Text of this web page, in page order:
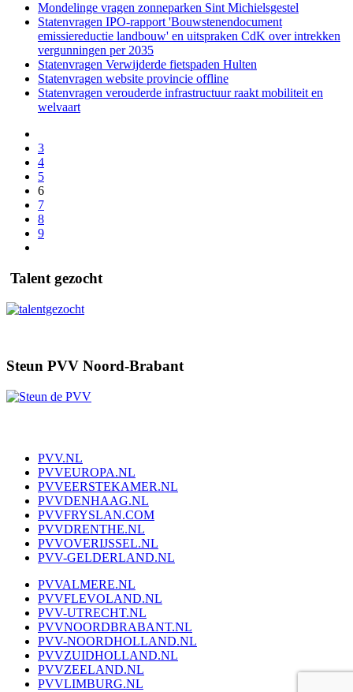
Mondelinge vragen zonneparken Sint Michielsgestel
Statenvragen IPO-rapport 'Bouwstenendocument
emissiereductie landbouw' en uitspraken CdK over intrekken
vergunningen per 2035
Statenvragen Verwijderde fietspaden Hulten
Statenvragen website provincie offline
Statenvragen verouderde infrastructuur raakt mobiliteit en
welvaart
3
4
5
6
7
8
9
Talent gezocht
Steun PVV Noord-Brabant
PVV.NL
PVVEUROPA.NL
PVVEERSTEKAMER.NL
PVVDENHAAG.NL
PVVFRYSLAN.COM
PVVDRENTHE.NL
PVVOVERIJSSEL.NL
PVV-GELDERLAND.NL
PVVALMERE.NL
PVVFLEVOLAND.NL
PVV-UTRECHT.NL
PVVNOORDBRABANT.NL
PVV-NOORDHOLLAND.NL
PVVZUIDHOLLAND.NL
PVVZEELAND.NL
PVVLIMBURG.NL